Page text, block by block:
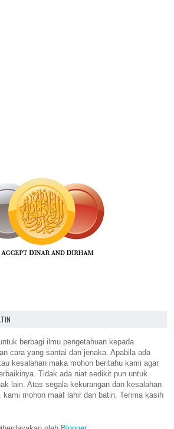
berbagi ilmu pengetahuan kepada
cara yang santai dan jenaka. Apabila ada
kesalahan maka mohon beritahu kami agar
Tidak ada niat sedikit pun untuk
lain. Atas segala kekurangan dan kesalahan
mohon maaf lahir dan batin. Terima kasih